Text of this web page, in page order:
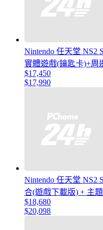
Nintendo 任天堂 NS2
實體遊戲(鑰匙卡)+周
$17,450
$17,990
Nintendo 任天堂 NS2
合(遊戲下載版) + 主
$18,680
$20,098